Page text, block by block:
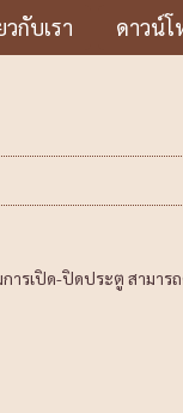
วกับเรา ดาวน์โ
เปิด-ปิดประตู สามารถ